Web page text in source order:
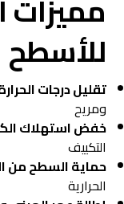
مميزات
للأسطح
تقليل درجات
ومريح
خفض استهلاك
التكييف
حماية السطح من
الحرارية